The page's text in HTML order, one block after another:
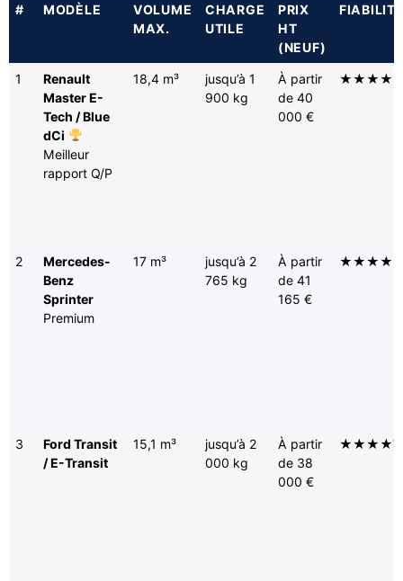
# MODÈLE
VOLUME
MAX.
CHARGE
UTILE
PRIX
HT
(NEUF)
1
Renault
Master E-
Tech / Blue
dCi
Meilleur
rapport Q/P
18,4 m³
jusqu’à 1
900 kg
À partir
de 40
000 €
2
Mercedes-
Benz
Sprinter
Premium
17 m³
jusqu’à 2
765 kg
À partir
de 41
165 €
3
Ford Transit
/ E-Transit
15,1 m³
jusqu’à 2
000 kg
À partir
de 38
000 €